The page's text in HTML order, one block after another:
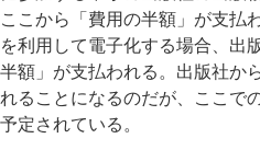
ここから「費用の半額」が支払
を利用して電子化する場合、出
半額」が支払われる。出版社か
れることになるのだが、ここで
予定されている。